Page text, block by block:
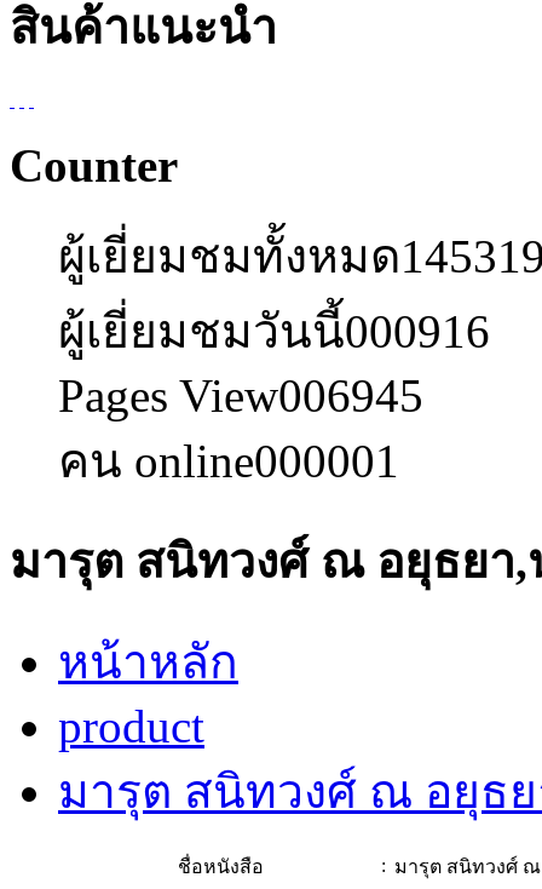
สินค้าแนะนำ
Counter
ผู้เยี่ยมชมทั้งหมด
ผู้เยี่ยมชมวันนี้000916
Pages View006945
คน online000001
มารุต สนิทวงศ์ ณ อยุธยา,
หน้าหลัก
product
มารุต สนิทวงศ์ ณ อยุธ
ชื่อหนังสือ : มารุต สนิทวงศ์